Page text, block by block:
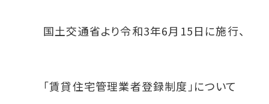
国土交通省より令和3年6月15日に施行、
「賃貸住宅管理業者登録制度」について